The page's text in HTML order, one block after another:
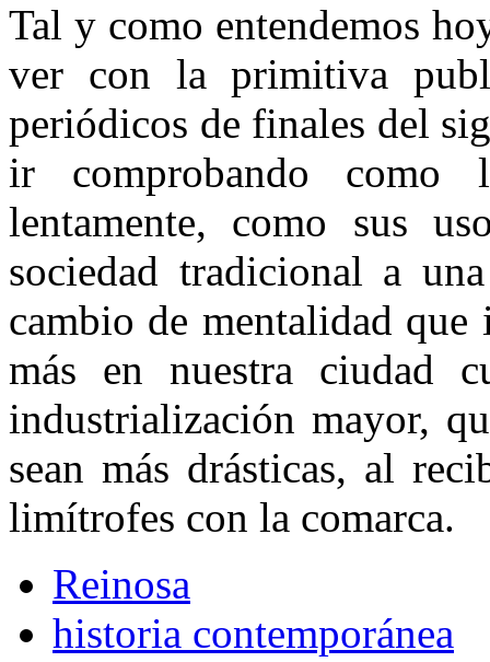
Tal y como entendemos
ver con la primitiva
periódicos de finales del
ir comprobando como
lentamente, como sus
sociedad tradicional a
cambio de mentalidad que
más en nuestra ciudad
industrialización mayor,
sean más drásticas, al
limítrofes con la comarca.
Reinosa
historia contemporánea